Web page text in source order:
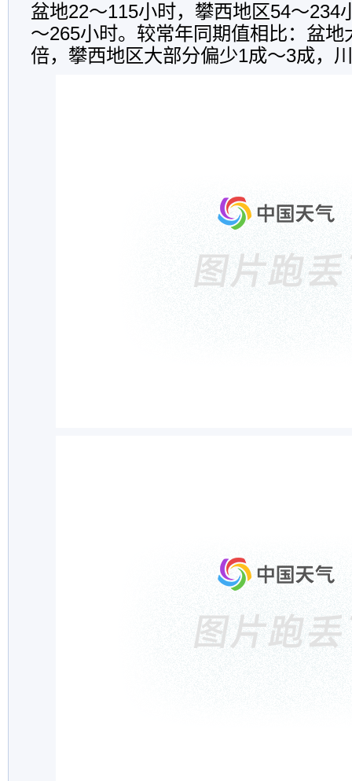
盆地22～115小时，攀西地区54～234
～265小时。较常年同期值相比：盆地
倍，攀西地区大部分偏少1成～3成，